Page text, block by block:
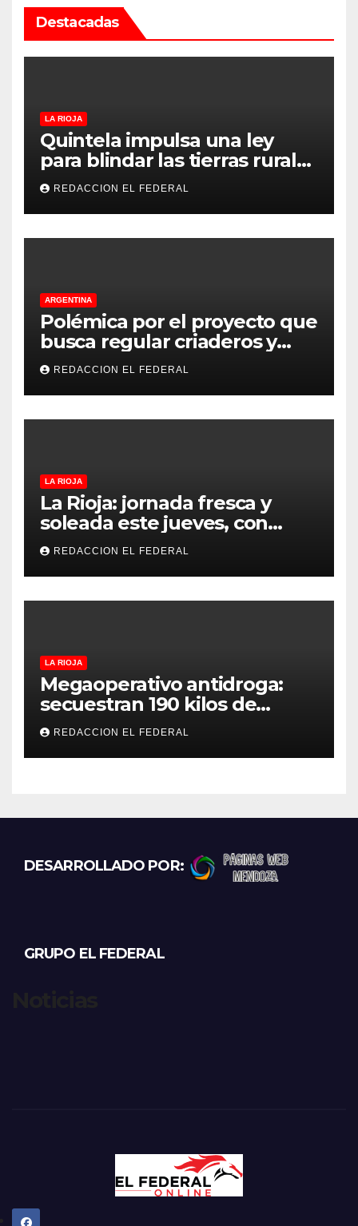
Destacadas
LA RIOJA
Quintela impulsa una ley
para blindar las tierras rurales
de La Rioja: cuáles son los
principales puntos
REDACCION EL FEDERAL
ARGENTINA
Polémica por el proyecto que
busca regular criaderos y
refugios de perros y gatos:
denuncian excesos, mientras
proteccionistas reclaman
controles más duros
REDACCION EL FEDERAL
LA RIOJA
La Rioja: jornada fresca y
soleada este jueves, con
temperaturas estables para
el viernes
REDACCION EL FEDERAL
LA RIOJA
Megaoperativo antidroga:
secuestran 190 kilos de
marihuana que tenían como
destino La Rioja y Catamarca
REDACCION EL FEDERAL
DESARROLLADO POR:
GRUPO EL FEDERAL